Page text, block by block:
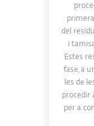
del
i
Estes
fase, a
les de
procedir
per a